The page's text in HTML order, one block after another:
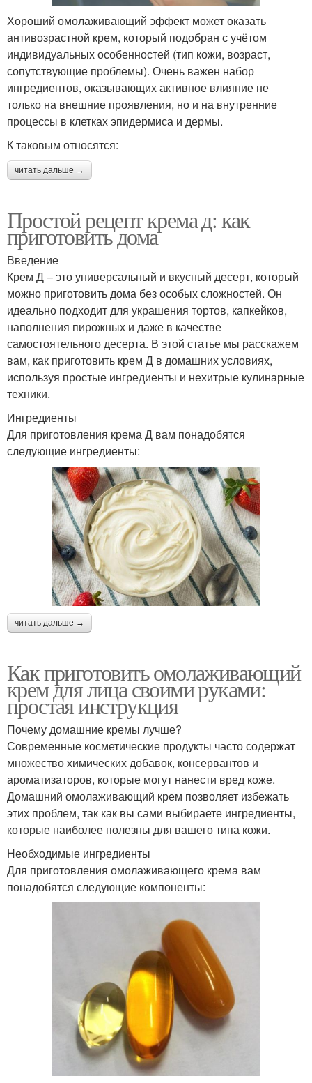
Хороший омолаживающий эффект может оказать
антивозрастной крем, который подобран с учётом
индивидуальных особенностей (тип кожи, возраст,
сопутствующие проблемы). Очень важен набор
ингредиентов, оказывающих активное влияние не
только на внешние проявления, но и на внутренние
процессы в клетках эпидермиса и дермы.
К таковым относятся:
читать дальше →
Простой рецепт крема д: как
приготовить дома
Введение
Крем Д – это универсальный и вкусный десерт, который
можно приготовить дома без особых сложностей. Он
идеально подходит для украшения тортов, капкейков,
наполнения пирожных и даже в качестве
самостоятельного десерта. В этой статье мы расскажем
вам, как приготовить крем Д в домашних условиях,
используя простые ингредиенты и нехитрые кулинарные
техники.
Ингредиенты
Для приготовления крема Д вам понадобятся
следующие ингредиенты:
читать дальше →
Как приготовить омолаживающий
крем для лица своими руками:
простая инструкция
Почему домашние кремы лучше?
Современные косметические продукты часто содержат
множество химических добавок, консервантов и
ароматизаторов, которые могут нанести вред коже.
Домашний омолаживающий крем позволяет избежать
этих проблем, так как вы сами выбираете ингредиенты,
которые наиболее полезны для вашего типа кожи.
Необходимые ингредиенты
Для приготовления омолаживающего крема вам
понадобятся следующие компоненты: